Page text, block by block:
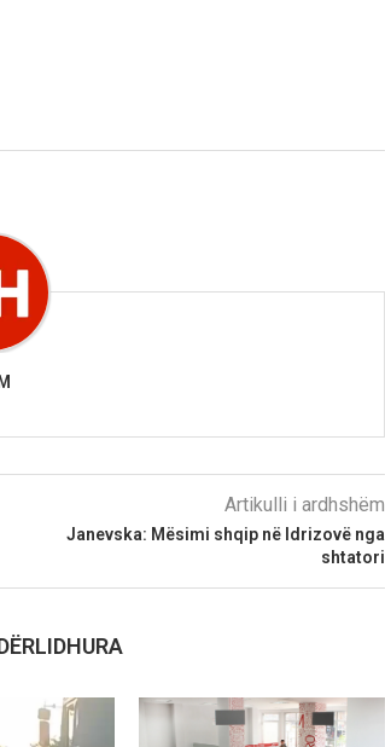
Artikulli i ardhshëm
Janevska: Mësimi shqip në Idrizovë nga
shtatori